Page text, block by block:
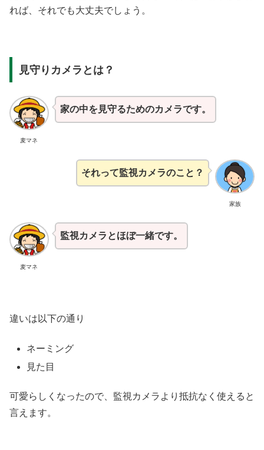
れば、それでも大丈夫でしょう。
見守りカメラとは？
麦マネ
家の中を見守るためのカメラです。
家族
それって監視カメラのこと？
麦マネ
監視カメラとほぼ一緒です。
違いは以下の通り
ネーミング
見た目
可愛らしくなったので、監視カメラより抵抗なく使えると
言えます。